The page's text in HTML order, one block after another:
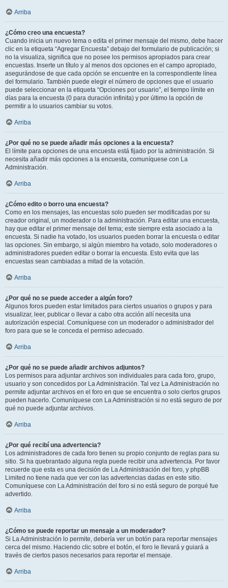
Arriba
¿Cómo creo una encuesta?
Cuando inicia un nuevo tema o edita el primer mensaje del mismo, debe hacer
clic en la etiqueta “Agregar Encuesta” debajo del formulario de publicación; si
no la visualiza, significa que no posee los permisos apropiados para crear
encuestas. Inserte un título y al menos dos opciones en el campo apropiado,
asegurándose de que cada opción se encuentre en la correspondiente línea
del formulario. También puede elegir el número de opciones que el usuario
puede seleccionar en la etiqueta “Opciones por usuario”, el tiempo límite en
días para la encuesta (0 para duración infinita) y por último la opción de
permitir a lo usuarios cambiar su votos.
Arriba
¿Por qué no se puede añadir más opciones a la encuesta?
El límite para opciones de una encuesta está fijado por la administración. Si
necesita añadir más opciones a la encuesta, comuníquese con La
Administración.
Arriba
¿Cómo edito o borro una encuesta?
Como en los mensajes, las encuestas solo pueden ser modificadas por su
creador original, un moderador o la administración. Para editar una encuesta,
hay que editar el primer mensaje del tema; este siempre esta asociado a la
encuesta. Si nadie ha votado, los usuarios pueden borrar la encuesta o editar
las opciones. Sin embargo, si algún miembro ha votado, solo moderadores o
administradores pueden editar o borrar la encuesta. Esto evita que las
encuestas sean cambiadas a mitad de la votación.
Arriba
¿Por qué no se puede acceder a algún foro?
Algunos foros pueden estar limitados para ciertos usuarios o grupos y para
visualizar, leer, publicar o llevar a cabo otra acción allí necesita una
autorización especial. Comuníquese con un moderador o administrador del
foro para que se le conceda el permiso adecuado.
Arriba
¿Por qué no se puede añadir archivos adjuntos?
Los permisos para adjuntar archivos son individuales para cada foro, grupo,
usuario y son concedidos por La Administración. Tal vez La Administración no
permite adjuntar archivos en el foro en que se encuentra o solo ciertos grupos
pueden hacerlo. Comuníquese con La Administración si no está seguro de por
qué no puede adjuntar archivos.
Arriba
¿Por qué recibí una advertencia?
Los administradores de cada foro tienen su propio conjunto de reglas para su
sitio. Si ha quebrantado alguna regla puede recibir una advertencia. Por favor
recuerde que esta es una decisión de La Administración del foro, y phpBB
Limited no tiene nada que ver con las advertencias dadas en este sitio.
Comuníquese con La Administración del foro si no está seguro de porqué fue
advertido.
Arriba
¿Cómo se puede reportar un mensaje a un moderador?
Si La Administración lo permite, debería ver un botón para reportar mensajes
cerca del mismo. Haciendo clic sobre el botón, el foro le llevará y guiará a
través de ciertos pasos necesarios para reportar el mensaje.
Arriba